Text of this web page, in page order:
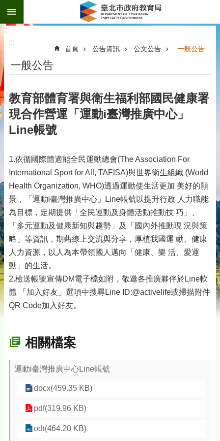
跳到主要內容區塊
:::
:::
首頁 公告資訊 公文公告 一般公告
一般公告
教育部體育署與衛生福利部國民健康署
現合作營運「運動i臺灣推廣中心」
Line帳號
1.依循國際體適能全民運動總會(The Association For
International Sport for All, TAFISA)與世界衛生組織 (World
Health Organization, WHO)透過運動使生活更加 美好的願
景，「運動i臺灣推廣中心」Line帳號以提升行政 人力職能
為目標，定期提供「全民運動及身體活動推動技 巧」、
「多元運動及健康新知與趨勢」及「國內外推動現 況與策
略」等資訊，期藉線上交流與分享，厚植我國運 動、健康
人力資源，以人為本帶領國人邁向「健康、樂 活、愛運
動」的生活。
2.檢送帳號宣傳DM電子檔如附，敬邀各推廣夥伴於Line軟
體 「加入好友」選項中搜尋Line ID:@activelife或掃描附件
QR Code加入好友。
相關檔案
運動i臺灣推廣中心Line帳號
docx(459.35 KB)
pdf(319.96 KB)
odt(464.20 KB)